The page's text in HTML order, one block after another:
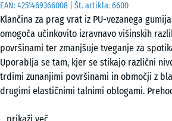
EAN:4251469366008 | Št. artikla:6600
Klančina za prag vrat iz PU-vezanega
omogoča učinkovito izravnavo višinskih
površinami ter zmanjšuje tveganje za
Uporablja se tam, kjer se stikajo različni
trdimi zunanjimi površinami in območji z
drugimi elastičnimi talnimi oblogami.
je v
podatkih
o izdelku
navedeno
drugače).
100